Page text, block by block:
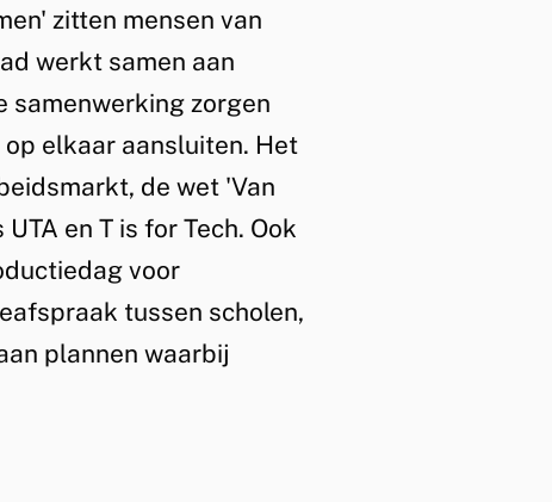
k
i
s
e
x
t
e
r
n
zitten mensen van
werkt samen aan
samenwerking zorgen
elkaar aansluiten. Het
de wet 'Van
en T is for Tech. Ook
voor
tussen scholen,
plannen waarbij